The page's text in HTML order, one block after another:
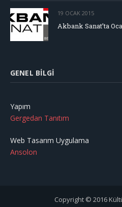
19 OCAK 2015
Akbank Sanat’ta
GENEL BILGI
Yapım
Gergedan Tanıtım
Web Tasarım Uygulama
Ansolon
Copyright © 2016